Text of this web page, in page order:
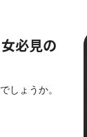
必見の
しょうか。